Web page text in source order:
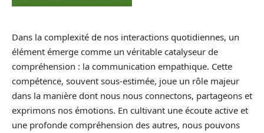
Dans la complexité de nos interactions quotidiennes, un
élément émerge comme un véritable catalyseur de
compréhension : la communication empathique. Cette
compétence, souvent sous-estimée, joue un rôle majeur
dans la manière dont nous nous connectons, partageons et
exprimons nos émotions. En cultivant une écoute active et
une profonde compréhension des autres, nous pouvons